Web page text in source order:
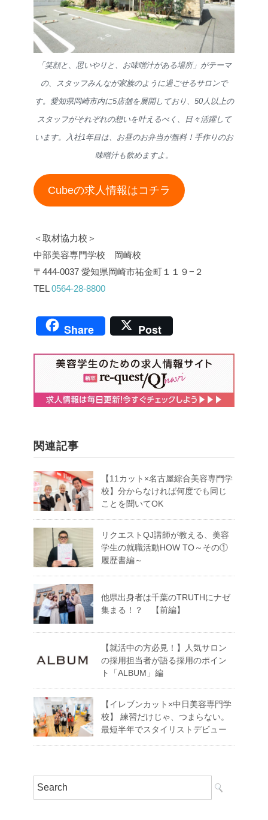
「笑顔と、思いやりと、お味噌汁がある場所」がテーマ
の、スタッフみんなが家族のように過ごせるサロンで
す。愛知県岡崎市内に5店舗を展開しており、50人以上の
スタッフがそれぞれの想いを叶えるべく、日々活躍して
います。入社1年目は、お昼のお弁当が無料！手作りのお
味噌汁も飲めますよ。
Cubeの求人情報はコチラ
＜取材協力校＞
中部美容専門学校 岡崎校
〒444-0037 愛知県岡崎市祐金町１１９−２
TEL0564-28-8800
Share Post
関連記事
【11カット×名古屋綜合美容専門学
校】分からなければ何度でも同じ
ことを聞いてOK
リクエストQJ講師が教える、美容
学生の就職活動HOW TO～その①
履歴書編～
他県出身者は千葉のTRUTHにナゼ
集まる！？ 【前編】
【就活中の方必見！】人気サロン
の採用担当者が語る採用のポイン
ト「ALBUM」編
【イレブンカット×中日美容専門学
校】 練習だけじゃ、つまらない。
最短半年でスタイリストデビュー